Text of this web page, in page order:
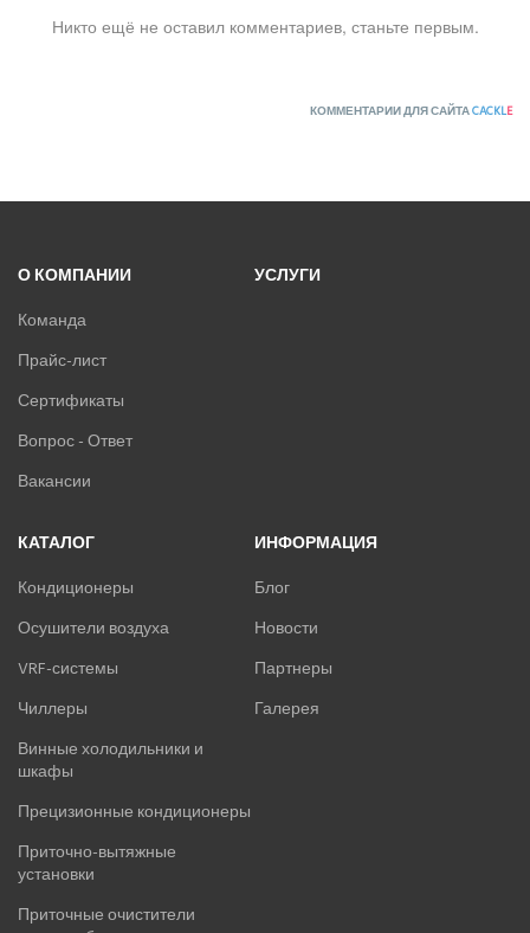
Никто ещё не оставил комментариев, станьте первым.
КОММЕНТАРИИ ДЛЯ САЙТАCACKLE
О КОМПАНИИ
Команда
Прайс-лист
Сертификаты
Вопрос - Ответ
Вакансии
УСЛУГИ
КАТАЛОГ
Кондиционеры
Осушители воздуха
VRF-системы
Чиллеры
Винные холодильники и
шкафы
Прецизионные кондиционеры
Приточно-вытяжные
установки
Приточные очистители
ИНФОРМАЦИЯ
Блог
Новости
Партнеры
Галерея